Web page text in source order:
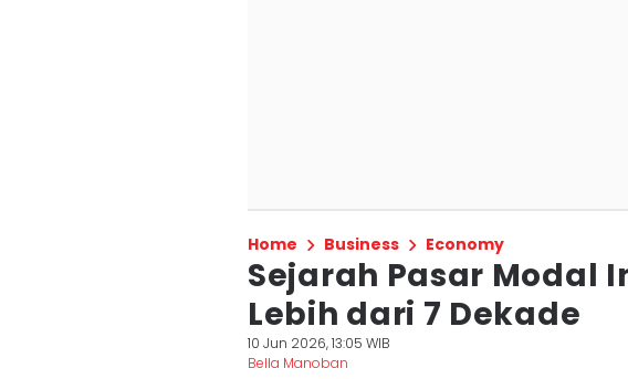
Home Business Economy
Sejarah Pasar Modal
Lebih dari 7 Dekade
10 Jun 2026, 13:05 WIB
Bella Manoban